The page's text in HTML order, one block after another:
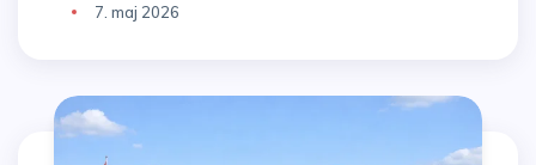
7. maj 2026